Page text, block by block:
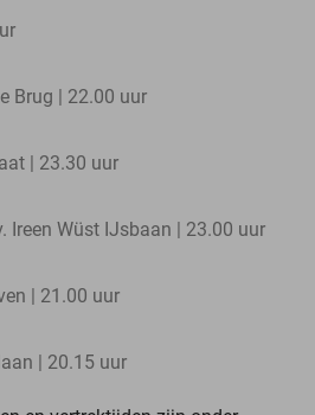
Brug | 22.00 uur
| 23.30 uur
Ireen Wüst IJsbaan | 23.00 uur
| 21.00 uur
| 20.15 uur